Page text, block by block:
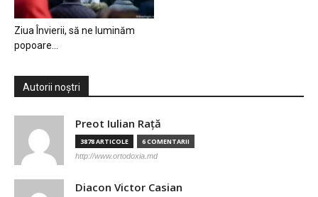
Ziua Învierii, să ne luminăm
popoare…
Autorii noștri
Preot Iulian Raţă
3878 ARTICOLE 6 COMENTARII
http://www.ortodoxia.md
Diacon Victor Casian